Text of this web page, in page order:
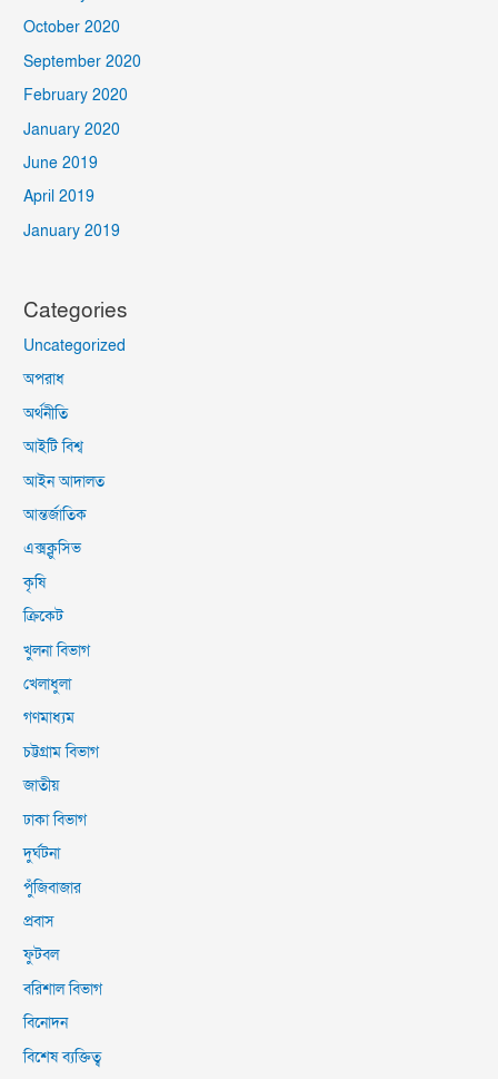
October 2020
September 2020
February 2020
January 2020
June 2019
April 2019
January 2019
Categories
Uncategorized
অপরাধ
অর্থনীতি
আইটি বিশ্ব
আইন আদালত
আন্তর্জাতিক
এক্সক্লুসিভ
কৃষি
ক্রিকেট
খুলনা বিভাগ
খেলাধুলা
গণমাধ্যম
চট্টগ্রাম বিভাগ
জাতীয়
ঢাকা বিভাগ
দুর্ঘটনা
পুঁজিবাজার
প্রবাস
ফুটবল
বরিশাল বিভাগ
বিনোদন
বিশেষ ব্যক্তিত্ব